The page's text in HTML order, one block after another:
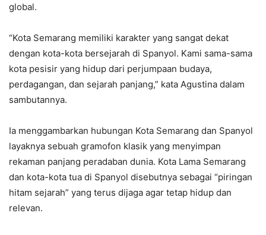
global.
“Kota Semarang memiliki karakter yang sangat dekat
dengan kota-kota bersejarah di Spanyol. Kami sama-sama
kota pesisir yang hidup dari perjumpaan budaya,
perdagangan, dan sejarah panjang,” kata Agustina dalam
sambutannya.
Ia menggambarkan hubungan Kota Semarang dan Spanyol
layaknya sebuah gramofon klasik yang menyimpan
rekaman panjang peradaban dunia. Kota Lama Semarang
dan kota-kota tua di Spanyol disebutnya sebagai “piringan
hitam sejarah” yang terus dijaga agar tetap hidup dan
relevan.